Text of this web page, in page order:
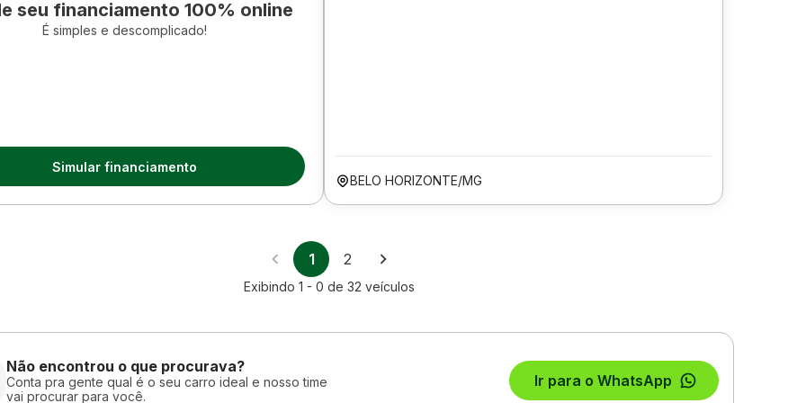
seu financiamento 100% online
É simples e descomplicado!
Simular financiamento
BELO HORIZONTE/MG
1 2
Exibindo 1 - 0 de 32 veículos
Não encontrou o que procurava?
Conta pra gente qual é o seu carro ideal e nosso time
vai procurar para você.
Ir para o WhatsApp